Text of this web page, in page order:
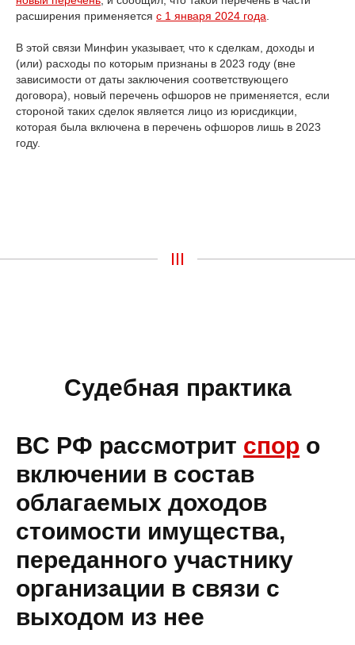
расширения применяется с 1 января 2024 года
В этой связи Минфин указывает, что к сделкам, доходы и
(или) расходы по которым признаны в 2023 году (вне
зависимости от даты заключения соответствующего
договора), новый перечень офшоров не применяется, если
стороной таких сделок является лицо из юрисдикции,
которая была включена в перечень офшоров лишь в 2023
году.
III
Судебная практика
ВС РФ рассмотрит спор о
включении в состав
облагаемых доходов
стоимости имущества,
переданного участнику
организации в связи с
выходом из нее